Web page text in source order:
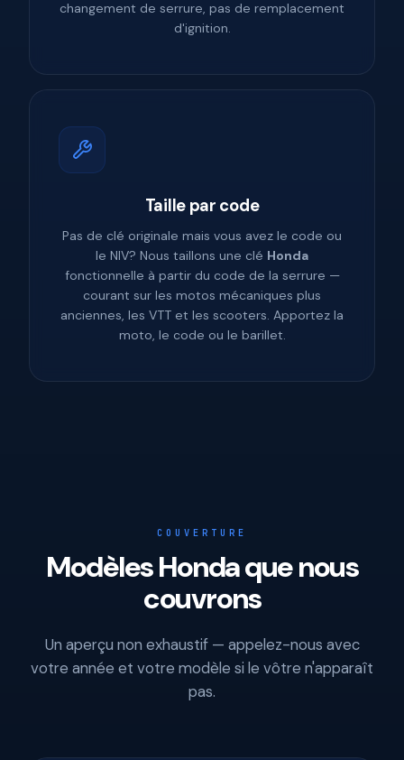
changement de serrure, pas de remplacement
d'ignition.
Taille par code
Pas de clé originale mais vous avez le code ou
le NIV? Nous taillons une clé Honda
fonctionnelle à partir du code de la serrure —
courant sur les motos mécaniques plus
anciennes, les VTT et les scooters. Apportez la
moto, le code ou le barillet.
COUVERTURE
Modèles Honda que nous
couvrons
Un aperçu non exhaustif — appelez-nous avec
votre année et votre modèle si le vôtre n'apparaît
pas.